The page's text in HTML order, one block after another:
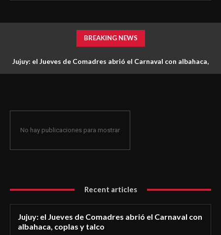
BREAKING NEWS
Jujuy: el Jueves de Comadres abrió el Carnaval con albahaca,
No hay publicaciones para mostrar
Recent articles
Jujuy: el Jueves de Comadres abrió el Carnaval con
albahaca, coplas y talco